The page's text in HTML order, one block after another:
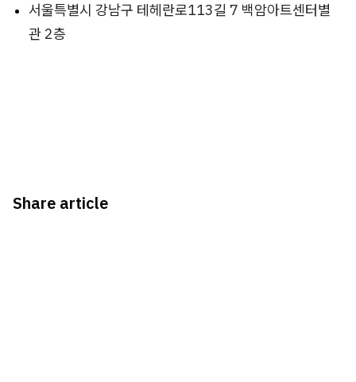
서울특별시 강남구 테헤란로113길 7 백암아트센터별
관 2층
Share article